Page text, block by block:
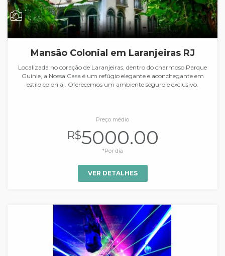
Mansão Colonial em Laranjeiras RJ
Localizada no coração de Laranjeiras, dentro do charmoso Parque
Guinle, a Nossa Casa é um refúgio elegante e aconchegante em
estilo colonial. Oferecemos um ambiente seguro e exclusivo.
Preço médio
R$5000.00
*Por dia
VER DETALHES